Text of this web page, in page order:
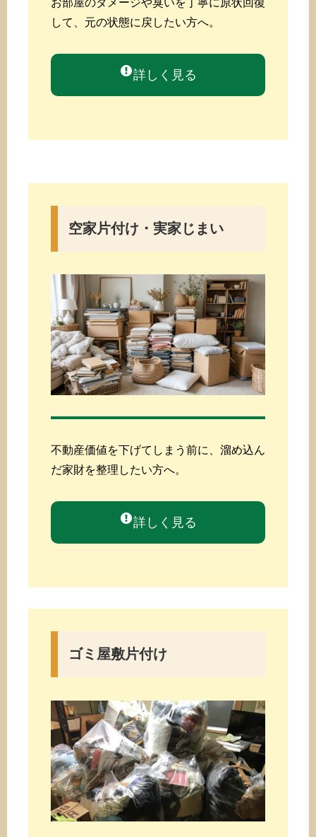
お部屋のダメージや臭いを丁寧に原状回復
して、元の状態に戻したい方へ。
詳しく見る
空家片付け・実家じまい
不動産価値を下げてしまう前に、溜め込ん
だ家財を整理したい方へ。
詳しく見る
ゴミ屋敷片付け